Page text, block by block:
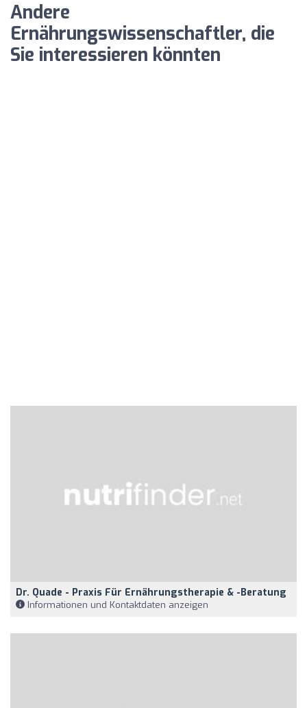
Andere
Ernährungswissenschaftler, die
Sie interessieren könnten
Dr. Quade - Praxis Für Ernährungstherapie & -beratung
Informationen und Kontaktdaten anzeigen